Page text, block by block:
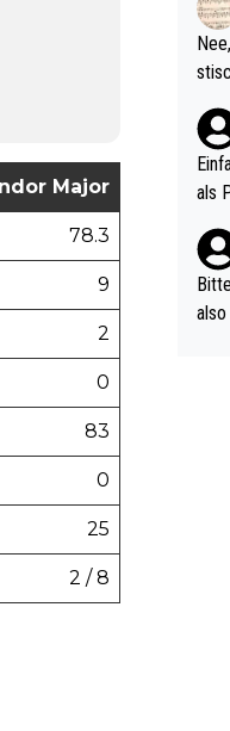
Major
78.3
9
2
0
83
0
25
2 / 8
(in
als
nes
ttler
vV
als